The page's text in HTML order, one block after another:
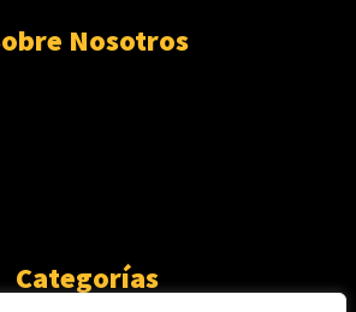
Nosotros
Categorías